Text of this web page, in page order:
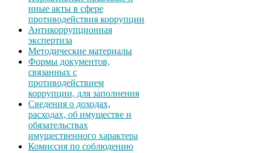
иные акты в сфере
противодействия коррупции
Антикоррупционная
экспертиза
Методические материалы
Формы документов,
связанных с
противодействием
коррупции, для заполнения
Сведения о доходах,
расходах, об имуществе и
обязательствах
имущественного характера
Комиссия по соблюдению